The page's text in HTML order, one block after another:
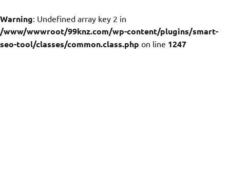
Warning: Undefined array key 2 in
/www/wwwroot/99knz.com/wp-content/plugins/smart-
seo-tool/classes/common.class.php on line 1247